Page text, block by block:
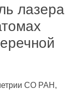
лазера
СО РАН,